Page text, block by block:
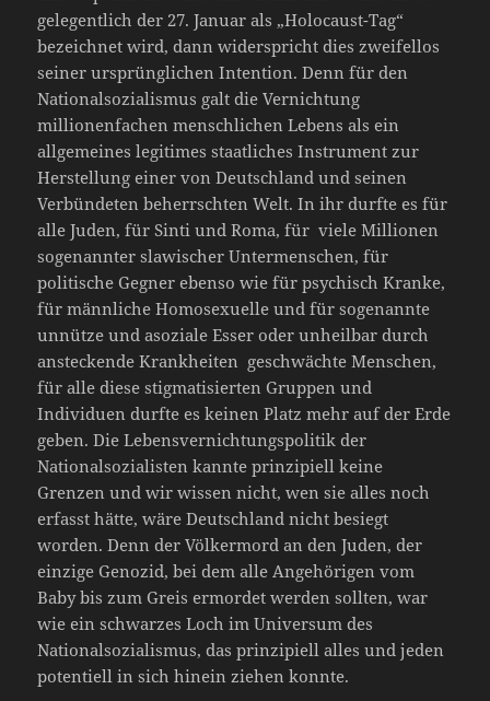
gelegentlich der 27. Januar als „Holocaust-Tag“
bezeichnet wird, dann widerspricht dies zweifellos
seiner ursprünglichen Intention. Denn für den
Nationalsozialismus galt die Vernichtung
millionenfachen menschlichen Lebens als ein
allgemeines legitimes staatliches Instrument zur
Herstellung einer von Deutschland und seinen
Verbündeten beherrschten Welt. In ihr durfte es für
alle Juden, für Sinti und Roma, für viele Millionen
sogenannter slawischer Untermenschen, für
politische Gegner ebenso wie für psychisch Kranke,
für männliche Homosexuelle und für sogenannte
unnütze und asoziale Esser oder unheilbar durch
ansteckende Krankheiten geschwächte Menschen,
für alle diese stigmatisierten Gruppen und
Individuen durfte es keinen Platz mehr auf der Erde
geben. Die Lebensvernichtungspolitik der
Nationalsozialisten kannte prinzipiell keine
Grenzen und wir wissen nicht, wen sie alles noch
erfasst hätte, wäre Deutschland nicht besiegt
worden. Denn der Völkermord an den Juden, der
einzige Genozid, bei dem alle Angehörigen vom
Baby bis zum Greis ermordet werden sollten, war
wie ein schwarzes Loch im Universum des
Nationalsozialismus, das prinzipiell alles und jeden
potentiell in sich hinein ziehen konnte.